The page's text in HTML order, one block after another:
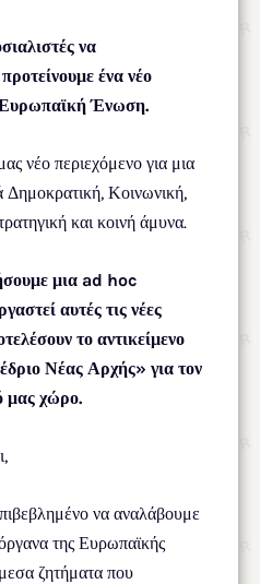
να
ένα νέο
Ένωση.
νέο περιεχόμενο για μια
Κοινωνική,
και κοινή άμυνα.
μια ad hoc
αυτές τις νέες
το αντικείμενο
Νέας Αρχής» για τον
μας χώρο.
να αναλάβουμε
της Ευρωπαϊκής
ζητήματα που